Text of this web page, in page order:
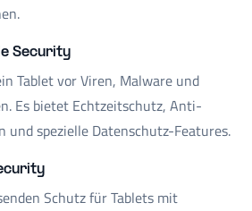
Security
Tablet vor Viren, Malware und
Es bietet Echtzeitschutz, Anti-
und spezielle Datenschutz-Features.
Schutz für Tablets mit